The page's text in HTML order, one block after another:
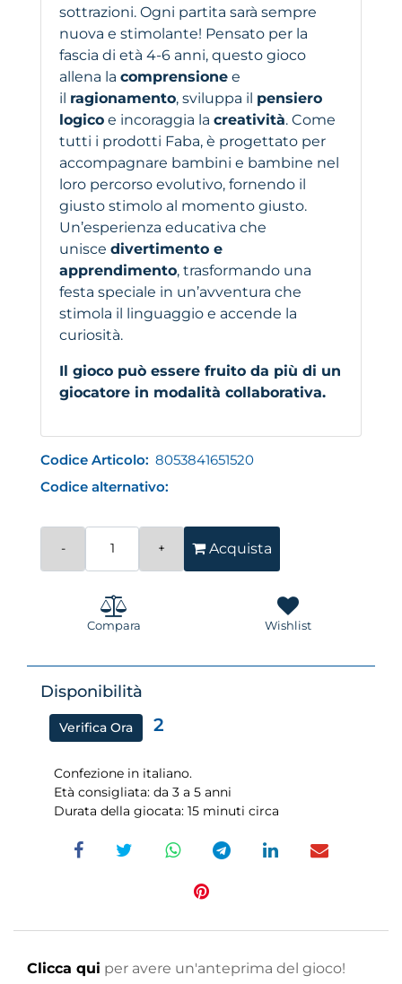
sottrazioni. Ogni partita sarà sempre
nuova e stimolante! Pensato per la
fascia di età 4-6 anni, questo gioco
allena la comprensione e
il ragionamento, sviluppa il pensiero
logico e incoraggia la creatività. Come
tutti i prodotti Faba, è progettato per
accompagnare bambini e bambine nel
loro percorso evolutivo, fornendo il
giusto stimolo al momento giusto.
Un’esperienza educativa che
unisce divertimento e
apprendimento, trasformando una
festa speciale in un’avventura che
stimola il linguaggio e accende la
curiosità.
Il gioco può essere fruito da più di un
giocatore in modalità collaborativa.
Codice Articolo: 8053841651520
Codice alternativo:
Acquista
Compara Wishlist
Disponibilità
Verifica Ora 2
Confezione in italiano.
Età consigliata: da 3 a 5 anni
Durata della giocata: 15 minuti circa
Clicca qui per avere un'anteprima del gioco!